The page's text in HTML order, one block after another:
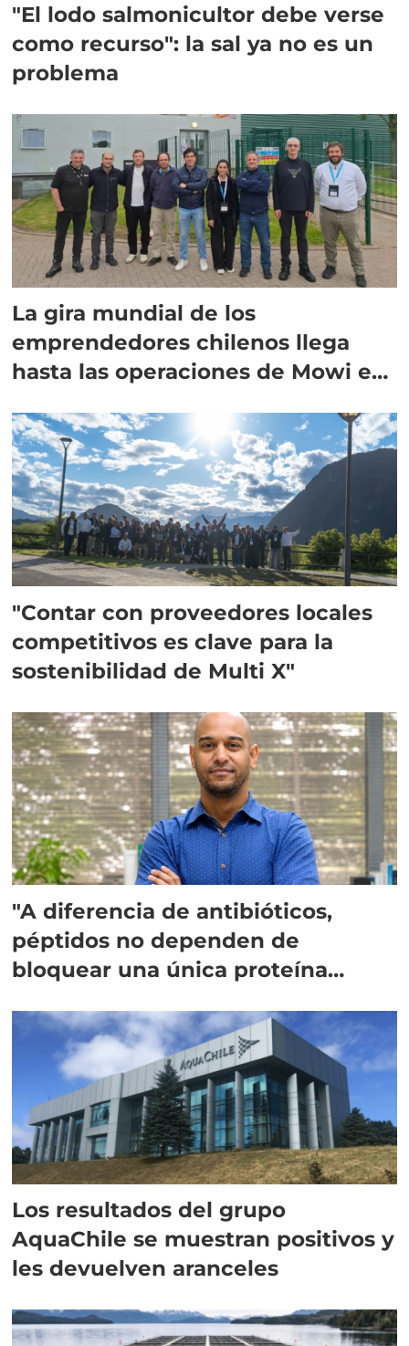
"El lodo salmonicultor debe verse
como recurso": la sal ya no es un
problema
La gira mundial de los
emprendedores chilenos llega
hasta las operaciones de Mowi en
"Contar con proveedores locales
competitivos es clave para la
sostenibilidad de Multi X"
"A diferencia de antibióticos,
péptidos no dependen de
bloquear una única proteína
Los resultados del grupo
AquaChile se muestran positivos y
les devuelven aranceles